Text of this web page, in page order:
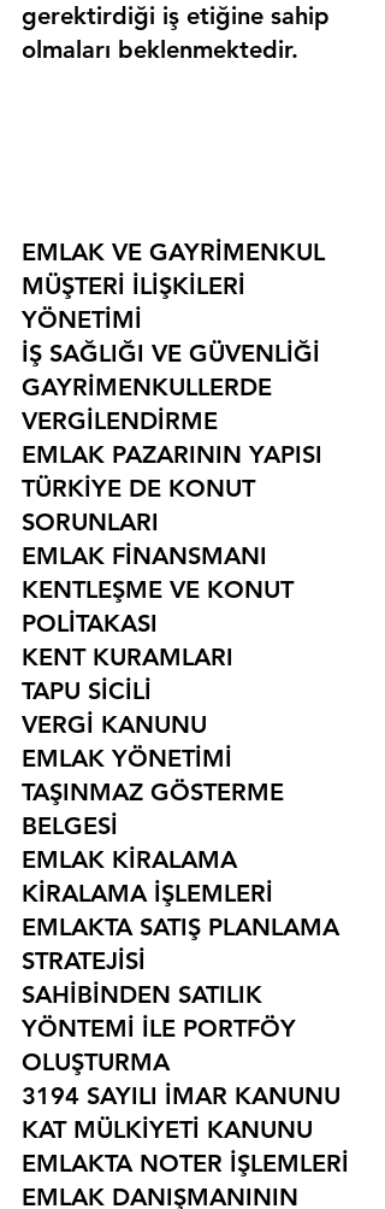
gerektirdiği iş etiğine sahip
olmaları beklenmektedir.
EMLAK VE GAYRİMENKUL
MÜŞTERİ İLİŞKİLERİ
YÖNETİMİ
İŞ SAĞLIĞI VE GÜVENLİĞİ
GAYRİMENKULLERDE
VERGİLENDİRME
EMLAK PAZARININ YAPISI
TÜRKİYE DE KONUT
SORUNLARI
EMLAK FİNANSMANI
KENTLEŞME VE KONUT
POLİTAKASI
KENT KURAMLARI
TAPU SİCİLİ
VERGİ KANUNU
EMLAK YÖNETİMİ
TAŞINMAZ GÖSTERME
BELGESİ
EMLAK KİRALAMA
KİRALAMA İŞLEMLERİ
EMLAKTA SATIŞ PLANLAMA
STRATEJİSİ
SAHİBİNDEN SATILIK
YÖNTEMİ İLE PORTFÖY
OLUŞTURMA
3194 SAYILI İMAR KANUNU
KAT MÜLKİYETİ KANUNU
EMLAKTA NOTER İŞLEMLERİ
EMLAK DANIŞMANININ